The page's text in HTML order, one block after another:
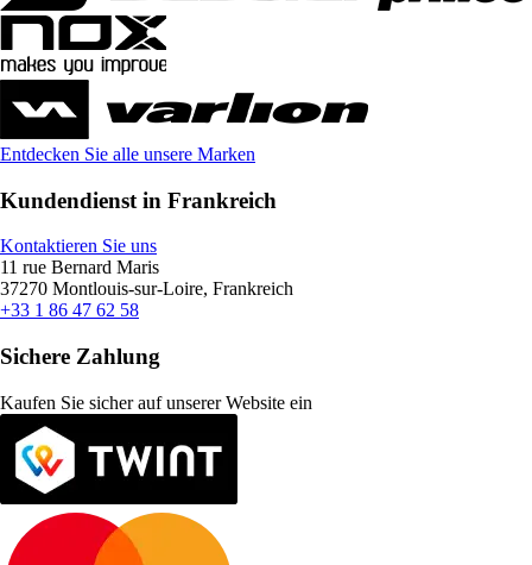
Entdecken Sie alle unsere Marken
Kundendienst in Frankreich
Kontaktieren Sie uns
11 rue Bernard Maris
37270 Montlouis-sur-Loire, Frankreich
+33 1 86 47 62 58
Sichere Zahlung
Kaufen Sie sicher auf unserer Website ein